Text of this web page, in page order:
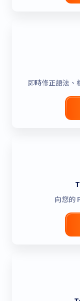
即時修正語法、
向您的